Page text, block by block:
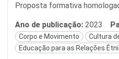
Proposta formativa
Ano de publicação: 2023
Corpo e Movimento
Cultura
Educação para as Relações